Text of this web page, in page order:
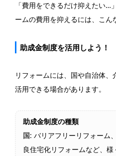
「費用をできるだけ抑えたい…
ームの費用を抑えるには、こん
助成金制度を活用しよう！
リフォームには、国や自治体
活用できる場合があります。
助成金制度の種類
国: バリアフリーリフォーム
良住宅化リフォームなど、